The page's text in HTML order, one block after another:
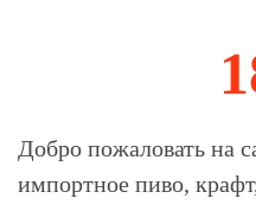
Магазин-Склад
Добро пожаловать на
импортное пиво,